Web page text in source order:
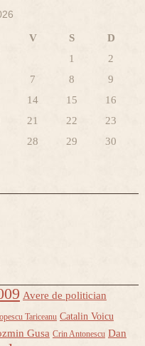
V S
D
1
2
7 8
9
14 15
16
21 22
23
28 29
30
Avere de politician
Tariceanu Catalin Voicu
Gusa Crin Antonescu Dan